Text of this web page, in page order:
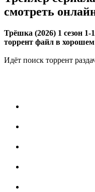
смотреть
Трёшка (2026) 1 сезон 1-
торрент файл в хорошем
Идёт поиск торрент